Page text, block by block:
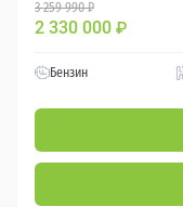
3 259 990 ₽
2 330 000 ₽
Бензин